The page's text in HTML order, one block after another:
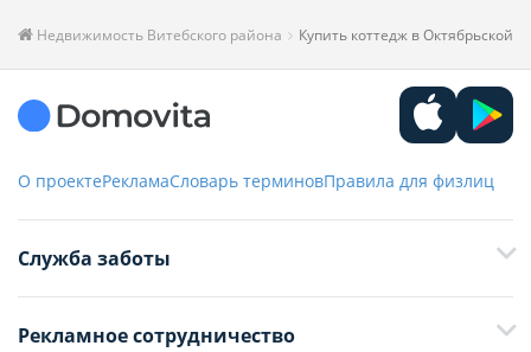
Недвижимость Витебского района Купить коттедж в Октябрьской
О проектеРекламаСловарь терминовПравила для физлиц
Служба заботы
+375 33 376-13-70
Рекламное сотрудничество